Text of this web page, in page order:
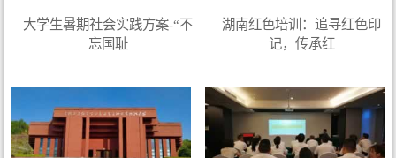
大学生暑期社会实践方案-“不
忘国耻
湖南红色培训：追寻红色印
记，传承红